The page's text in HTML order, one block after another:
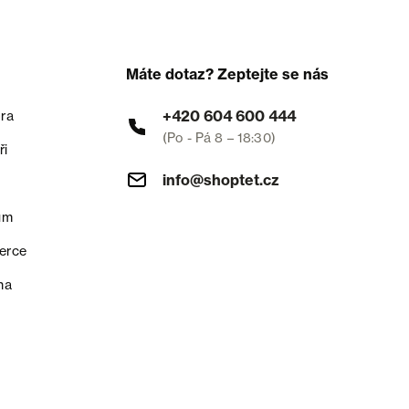
Máte dotaz? Zeptejte se nás
+420 604 600 444
(Po - Pá 8 – 18:30)
info@shoptet.cz